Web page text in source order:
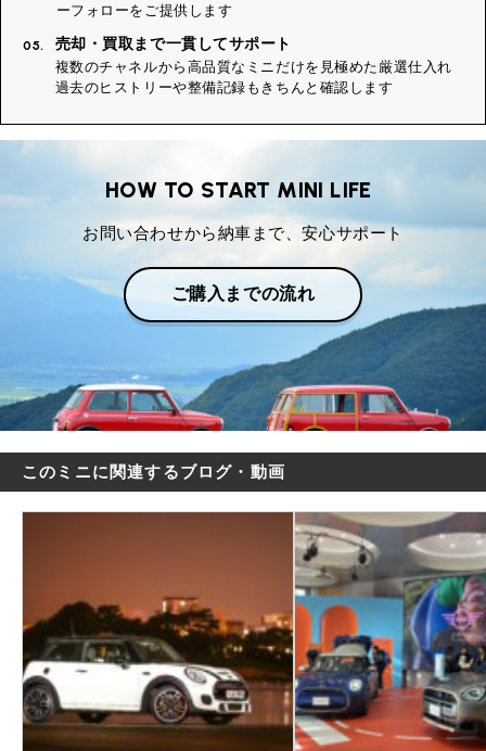
ーフォローをご提供します
05. 売却・買取まで一貫してサポート
複数のチャネルから高品質なミニだけを見極めた厳選仕入れ
過去のヒストリーや整備記録もきちんと確認します
HOW TO START MINI LIFE
お問い合わせから納車まで、安心サポート
ご購入までの流れ
このミニに関連するブログ・動画